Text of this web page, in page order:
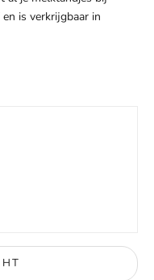
is verkrijgbaar in